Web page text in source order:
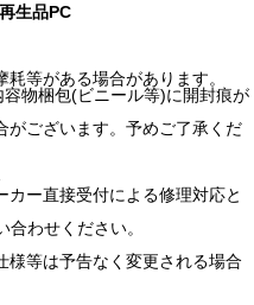
生品PC
等がある場合があります。
物梱包(ビニール等)に開封痕が
ございます。予めご了承くだ
ー直接受付による修理対応と
わせください。
等は予告なく変更される場合